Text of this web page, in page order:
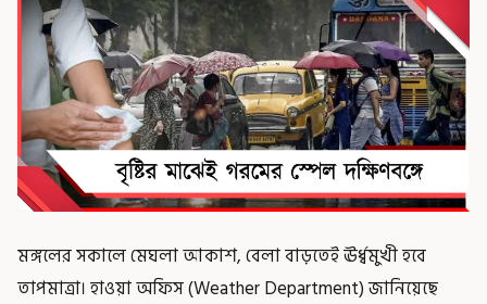
মঙ্গলের সকালে মেঘলা আকাশ, বেলা বাড়তেই ঊর্ধ্বমুখী হবে
তাপমাত্রা। হাওয়া অফিস (Weather Department) জানিয়েছে